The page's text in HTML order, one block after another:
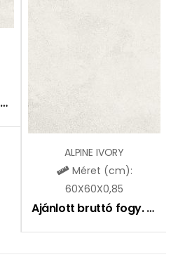
Ajánlott bruttó fogy. ár: 10990
ALPINE IVORY
Méret (cm):
60X60X0,85
Ajánlott bruttó fogy. ár: